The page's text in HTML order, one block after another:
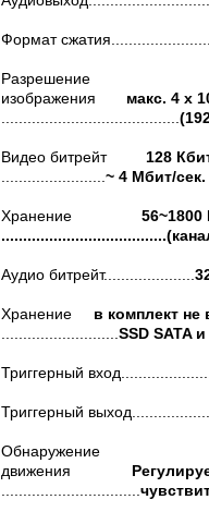
Формат сжатия.......................
Разрешение
изображения макс. 4 x
Видео битрейт 128
~ 4 Мбит/сек.
Хранение
Аудио битрейт.....................
Хранение в комплект не
SSD SATA
Триггерный
Триггерный
Обнаружение
движения